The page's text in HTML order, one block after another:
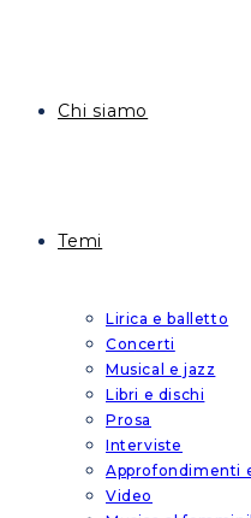
Chi siamo
Temi
Lirica e balletto
Concerti
Musical e jazz
Libri e dischi
Prosa
Interviste
Approfondimenti
Video